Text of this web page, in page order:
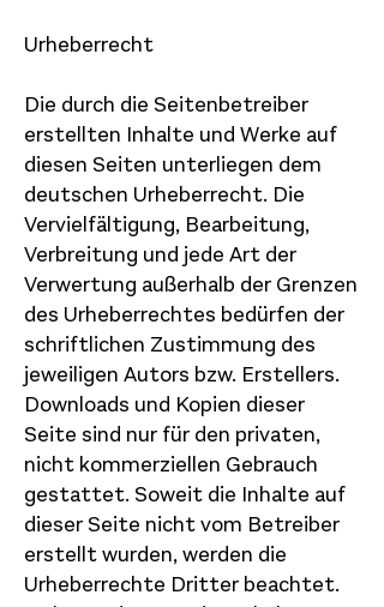
Urheberrecht
Die durch die Seitenbetreiber
erstellten Inhalte und Werke auf
diesen Seiten unterliegen dem
deutschen Urheberrecht. Die
Vervielfältigung, Bearbeitung,
Verbreitung und jede Art der
Verwertung außerhalb der Grenzen
des Urheberrechtes bedürfen der
schriftlichen Zustimmung des
jeweiligen Autors bzw. Erstellers.
Downloads und Kopien dieser
Seite sind nur für den privaten,
nicht kommerziellen Gebrauch
gestattet. Soweit die Inhalte auf
dieser Seite nicht vom Betreiber
erstellt wurden, werden die
Urheberrechte Dritter beachtet.